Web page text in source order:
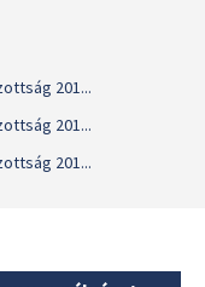
201...
201...
201...